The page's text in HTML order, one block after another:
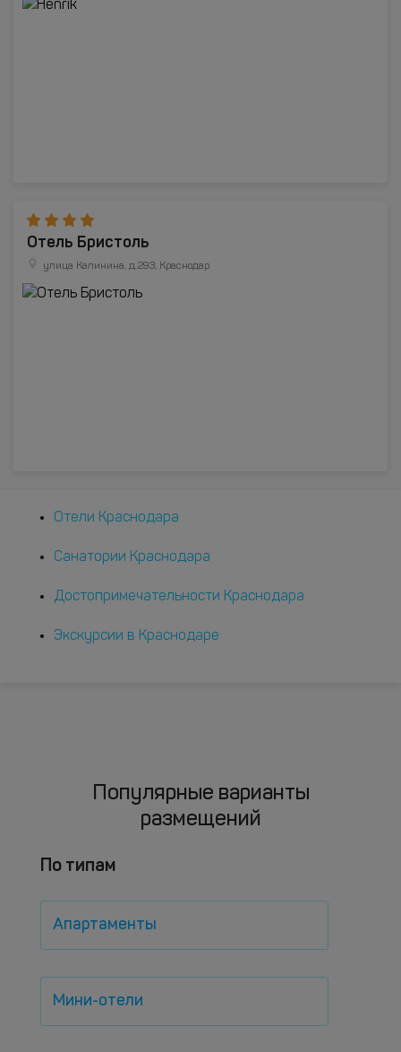
Отель Бристоль
улица Калинина, д.293, Краснодар
Отели Краснодара
Санатории Краснодара
Достопримечательности Краснодара
Экскурсии в Краснодаре
Популярные варианты
размещений
По типам
Апартаменты
Мини-отели